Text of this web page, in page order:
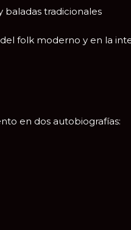
tradicionales
folk moderno y en la
en dos autobiografías: